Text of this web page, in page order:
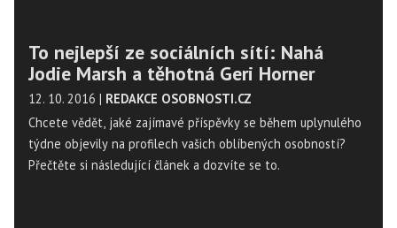
To nejlepší ze sociálních sítí: Nahá
Jodie Marsh a těhotná Geri Horner
12. 10. 2016 | REDAKCE OSOBNOSTI.CZ
Chcete vědět, jaké zajímavé příspěvky se během uplynulého
týdne objevily na profilech vašich oblíbených osobností?
Přečtěte si následující článek a dozvíte se to.